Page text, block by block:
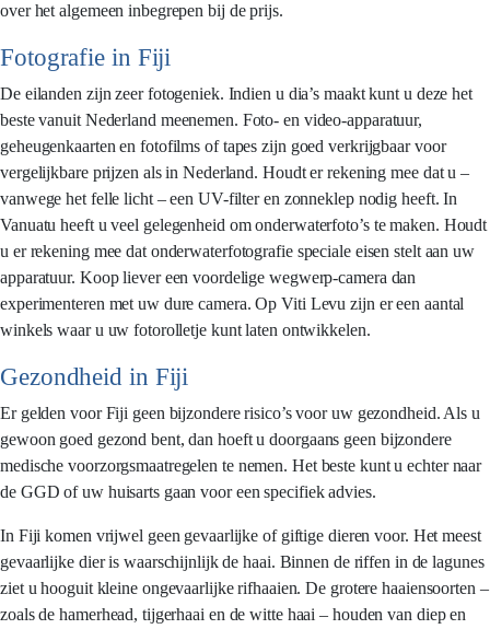
over het algemeen inbegrepen bij de prijs.
Fotografie in Fiji
De eilanden zijn zeer fotogeniek. Indien u dia’s maakt kunt u deze het
beste vanuit Nederland meenemen. Foto- en video-apparatuur,
geheugenkaarten en fotofilms of tapes zijn goed verkrijgbaar voor
vergelijkbare prijzen als in Nederland. Houdt er rekening mee dat u –
vanwege het felle licht – een UV-filter en zonneklep nodig heeft. In
Vanuatu heeft u veel gelegenheid om onderwaterfoto’s te maken. Houdt
u er rekening mee dat onderwaterfotografie speciale eisen stelt aan uw
apparatuur. Koop liever een voordelige wegwerp-camera dan
experimenteren met uw dure camera. Op Viti Levu zijn er een aantal
winkels waar u uw fotorolletje kunt laten ontwikkelen.
Gezondheid in Fiji
Er gelden voor Fiji geen bijzondere risico’s voor uw gezondheid. Als u
gewoon goed gezond bent, dan hoeft u doorgaans geen bijzondere
medische voorzorgsmaatregelen te nemen. Het beste kunt u echter naar
de GGD of uw huisarts gaan voor een specifiek advies.
In Fiji komen vrijwel geen gevaarlijke of giftige dieren voor. Het meest
gevaarlijke dier is waarschijnlijk de haai. Binnen de riffen in de lagunes
ziet u hooguit kleine ongevaarlijke rifhaaien. De grotere haaiensoorten –
zoals de hamerhead, tijgerhaai en de witte haai – houden van diep en